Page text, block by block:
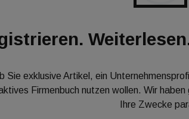
Anteil am Betrieb systemrelevanter
Gesundheitseinrichtungen,
Sie exklusive Artikel, ein
Firmenbuch nutzen wollen. Wir
Ihre Zwecke